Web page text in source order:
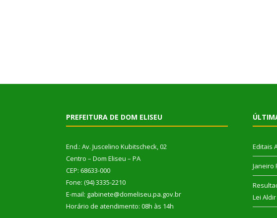
PREFEITURA DE DOM ELISEU
End.: Av. Juscelino Kubitscheck, 02
Centro – Dom Eliseu – PA
CEP: 68633-000
Fone: (94) 3335-2210
E-mail: gabinete@domeliseu.pa.gov.br
Horário de atendimento: 08h às 14h
Editais
Janeiro
Lei